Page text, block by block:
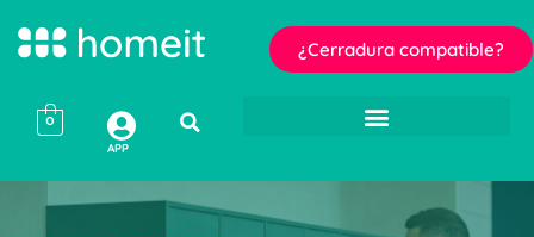
¿Cerradura compatible?
0
APP